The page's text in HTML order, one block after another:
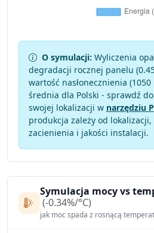
O symulacji: Wyliczenia
degradacji rocznej panelu (
wartość nasłonecznienia
średnia dla Polski - sprawdź
swojej lokalizacji w narzędziu
produkcja zależy od
zacienienia i jakości instalacji.
Symulacja mocy vs
(-0.34%/°C)
jak moc spada z rosnącą